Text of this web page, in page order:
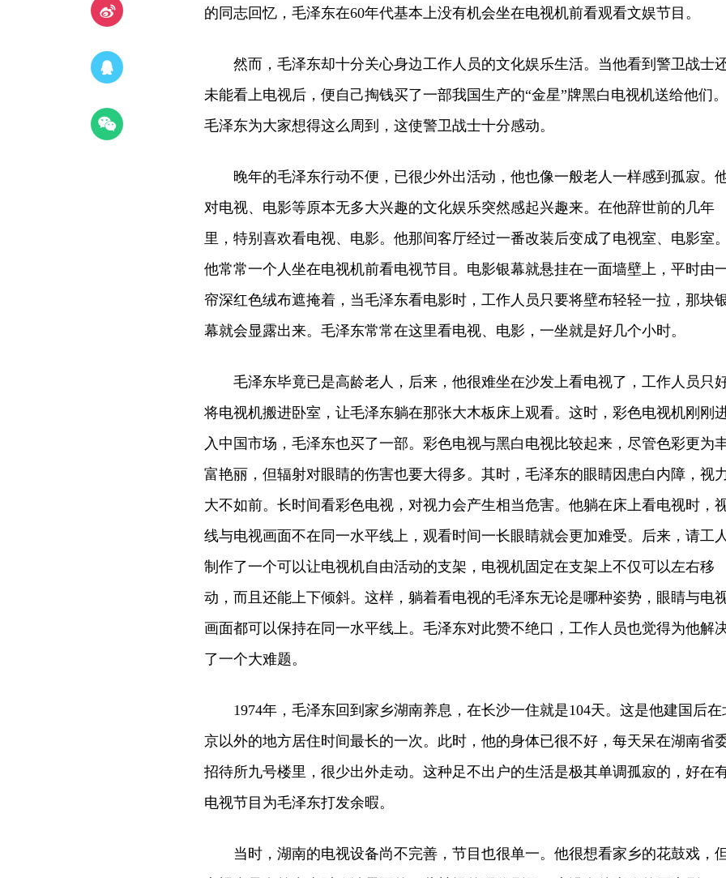
的同志回忆，毛泽东在60年代基本上没有机会坐在电视机前看观看文娱节目。
然而，毛泽东却十分关心身边工作人员的文化娱乐生活。当他看到警卫战士
未能看上电视后，便自己掏钱买了一部我国生产的“金星”牌黑白电视机送给他们。
毛泽东为大家想得这么周到，这使警卫战士十分感动。
晚年的毛泽东行动不便，已很少外出活动，他也像一般老人一样感到孤寂。
对电视、电影等原本无多大兴趣的文化娱乐突然感起兴趣来。在他辞世前的几年
里，特别喜欢看电视、电影。他那间客厅经过一番改装后变成了电视室、电影室。
他常常一个人坐在电视机前看电视节目。电影银幕就悬挂在一面墙壁上，平时由
帘深红色绒布遮掩着，当毛泽东看电影时，工作人员只要将壁布轻轻一拉，那块
幕就会显露出来。毛泽东常常在这里看电视、电影，一坐就是好几个小时。
毛泽东毕竟已是高龄老人，后来，他很难坐在沙发上看电视了，工作人员只
将电视机搬进卧室，让毛泽东躺在那张大木板床上观看。这时，彩色电视机刚刚
入中国市场，毛泽东也买了一部。彩色电视与黑白电视比较起来，尽管色彩更为
富艳丽，但辐射对眼睛的伤害也要大得多。其时，毛泽东的眼睛因患白内障，视
大不如前。长时间看彩色电视，对视力会产生相当危害。他躺在床上看电视时，
线与电视画面不在同一水平线上，观看时间一长眼睛就会更加难受。后来，请工人
制作了一个可以让电视机自由活动的支架，电视机固定在支架上不仅可以左右移
动，而且还能上下倾斜。这样，躺着看电视的毛泽东无论是哪种姿势，眼睛与电
画面都可以保持在同一水平线上。毛泽东对此赞不绝口，工作人员也觉得为他解
了一个大难题。
1974年，毛泽东回到家乡湖南养息，在长沙一住就是104天。这是他建国后在
京以外的地方居住时间最长的一次。此时，他的身体已很不好，每天呆在湖南省
招待所九号楼里，很少出外走动。这种足不出户的生活是极其单调孤寂的，好在
电视节目为毛泽东打发余暇。
当时，湖南的电视设备尚不完善，节目也很单一。他很想看家乡的花鼓戏，